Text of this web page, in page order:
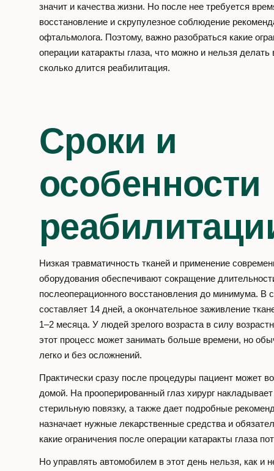
Адрес
г. Москва,
Украинский
VK
значит и качества жизни. Но после нее требуется
восстановление и скрупулезное соблюдение
офтальмолога. Поэтому, важно разобраться какие
операции катаракты глаза, что можно и нельзя делать
сколько длится реабилитация.
Сроки и
особенности
Низкая травматичность тканей и применение
оборудования обеспечивают сокращение
послеоперационного восстановления до минимума. В
составляет 14 дней, а окончательное заживление
1–2 месяца. У людей зрелого возраста в силу
этот процесс может занимать больше времени, но
легко и без осложнений.
Практически сразу после процедуры пациент может
домой. На прооперированный глаз хирург
стерильную повязку, а также дает подробные
назначает нужные лекарственные средства и
какие ограничения после операции катаракты глаза
Но управлять автомобилем в этот день нельзя, как и